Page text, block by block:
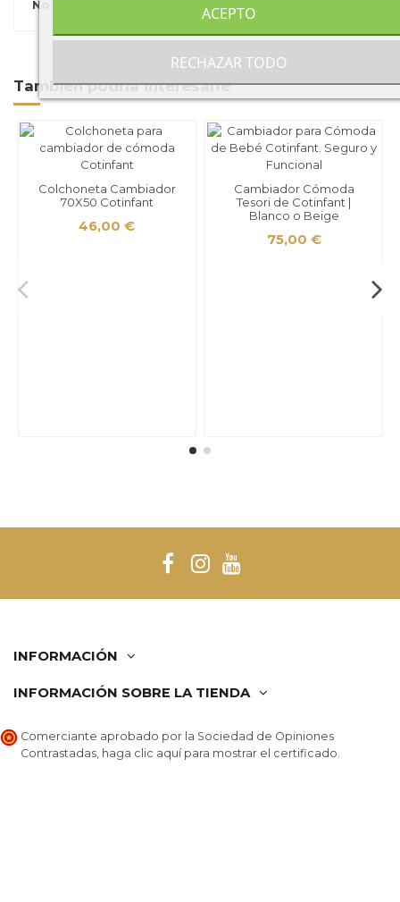
No se incluye la colchoneta del cambiador.
También podría interesarle
Colchoneta Cambiador
70X50 Cotinfant
46,00 €
Cambiador Cómoda
Tesori de Cotinfant |
Blanco o Beige
75,00 €
INFORMACIÓN
INFORMACIÓN SOBRE LA TIENDA
RECHAZAR TODO
ACEPTO
Comerciante aprobado por la Sociedad de Opiniones
Contrastadas, haga clic aquí para mostrar el certificado.